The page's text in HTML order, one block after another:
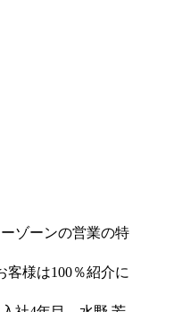
ゾーンの営業の特
様は100％紹介に